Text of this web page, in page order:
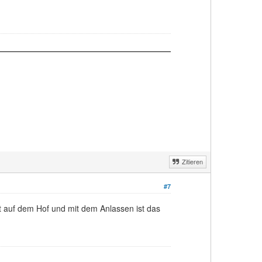
Zitieren
#7
dem Hof und mit dem Anlassen ist das